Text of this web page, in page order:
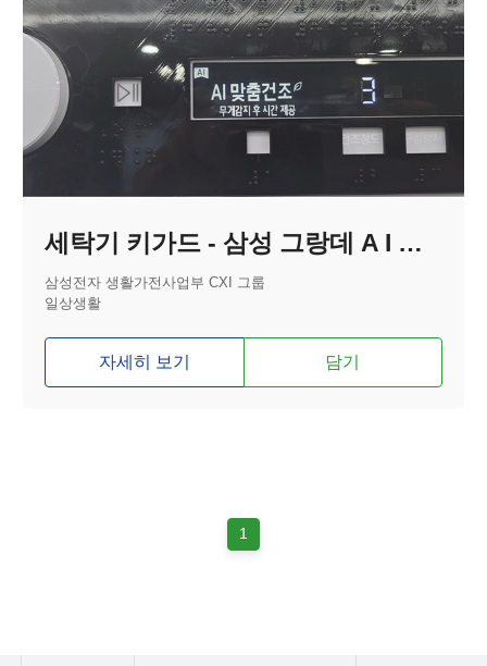
세탁기 키가드 - 삼성 그랑데 A I 분리형
삼성전자 생활가전사업부 CXI 그룹
일상생활
자세히 보기 담기
1